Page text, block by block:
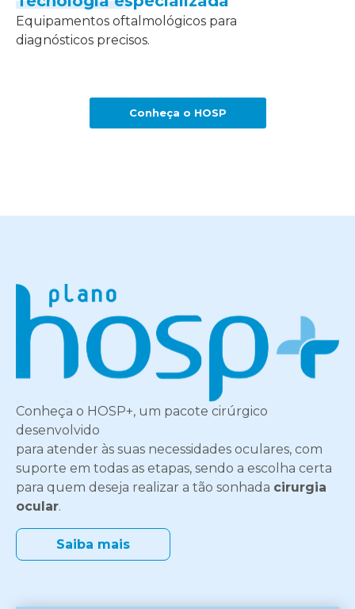
Equipamentos oftalmológicos para
diagnósticos precisos.
Conheça o HOSP
Conheça o HOSP+, um pacote cirúrgico
desenvolvido
para atender às suas necessidades oculares, com
suporte em todas as etapas, sendo a escolha certa
para quem deseja realizar a tão sonhada cirurgia
ocular.
Saiba mais